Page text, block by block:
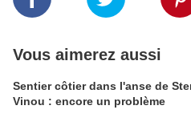
Vous aimerez aussi
Sentier côtier dans l'anse de
Vinou : encore un problème